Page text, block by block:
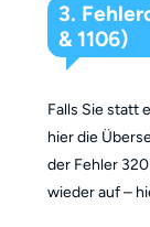
3.
& 1106)
Falls Sie statt
hier die
der Fehler
wieder auf –